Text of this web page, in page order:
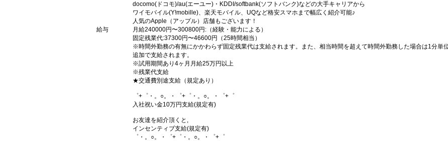
docomo(ドコモ)/au(エーユー)・KDDI/softbank(ソフトバンク)などの大手キャリアから
ワイモバイル(Y!mobille)、楽天モバイル、UQなど格安スマホまで幅広く紹介可能♪
人気のApple（アップル）店舗もございます！
給与
月給240000円〜300800円:（経験・能力による）
固定残業代:37300円〜46600円（25時間相当）
※時間外勤務の有無にかかわらず固定残業代は支給されます。また、相当時間を超えて時間外勤務した場合は1分単
追加で支給されます。
※試用期間あり4ヶ月月給25万円以上
※残業代支給
★交通費別途支給（規定あり）
゜+゜・。○。・゜+゜・。○。・゜+゜
入社祝い金10万円支給(規定有)
お友達を紹介頂くと,
インセンティブ支給(規定有)
゜・。○。・゜+゜・。○。・゜+゜